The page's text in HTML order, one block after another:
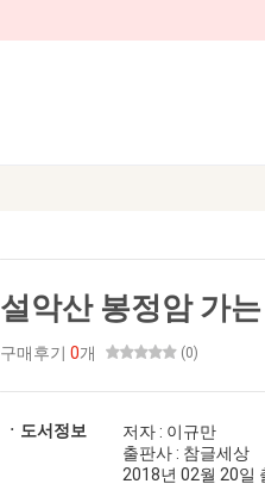
설악산 봉정암 가는
구매후기 0개 (0)
ㆍ도서정보
저자 : 이규만
출판사 : 참글세상
2018년 02월 20일